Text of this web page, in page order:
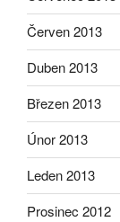
Červen 2013
Duben 2013
Březen 2013
Únor 2013
Leden 2013
Prosinec 2012